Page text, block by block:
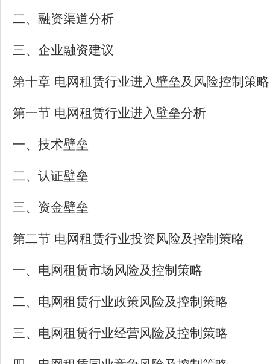
二、融资渠道分析
三、企业融资建议
第十章 电网租赁行业进入壁垒及风险控制策略
第一节 电网租赁行业进入壁垒分析
一、技术壁垒
二、认证壁垒
三、资金壁垒
第二节 电网租赁行业投资风险及控制策略
一、电网租赁市场风险及控制策略
二、电网租赁行业政策风险及控制策略
三、电网租赁行业经营风险及控制策略